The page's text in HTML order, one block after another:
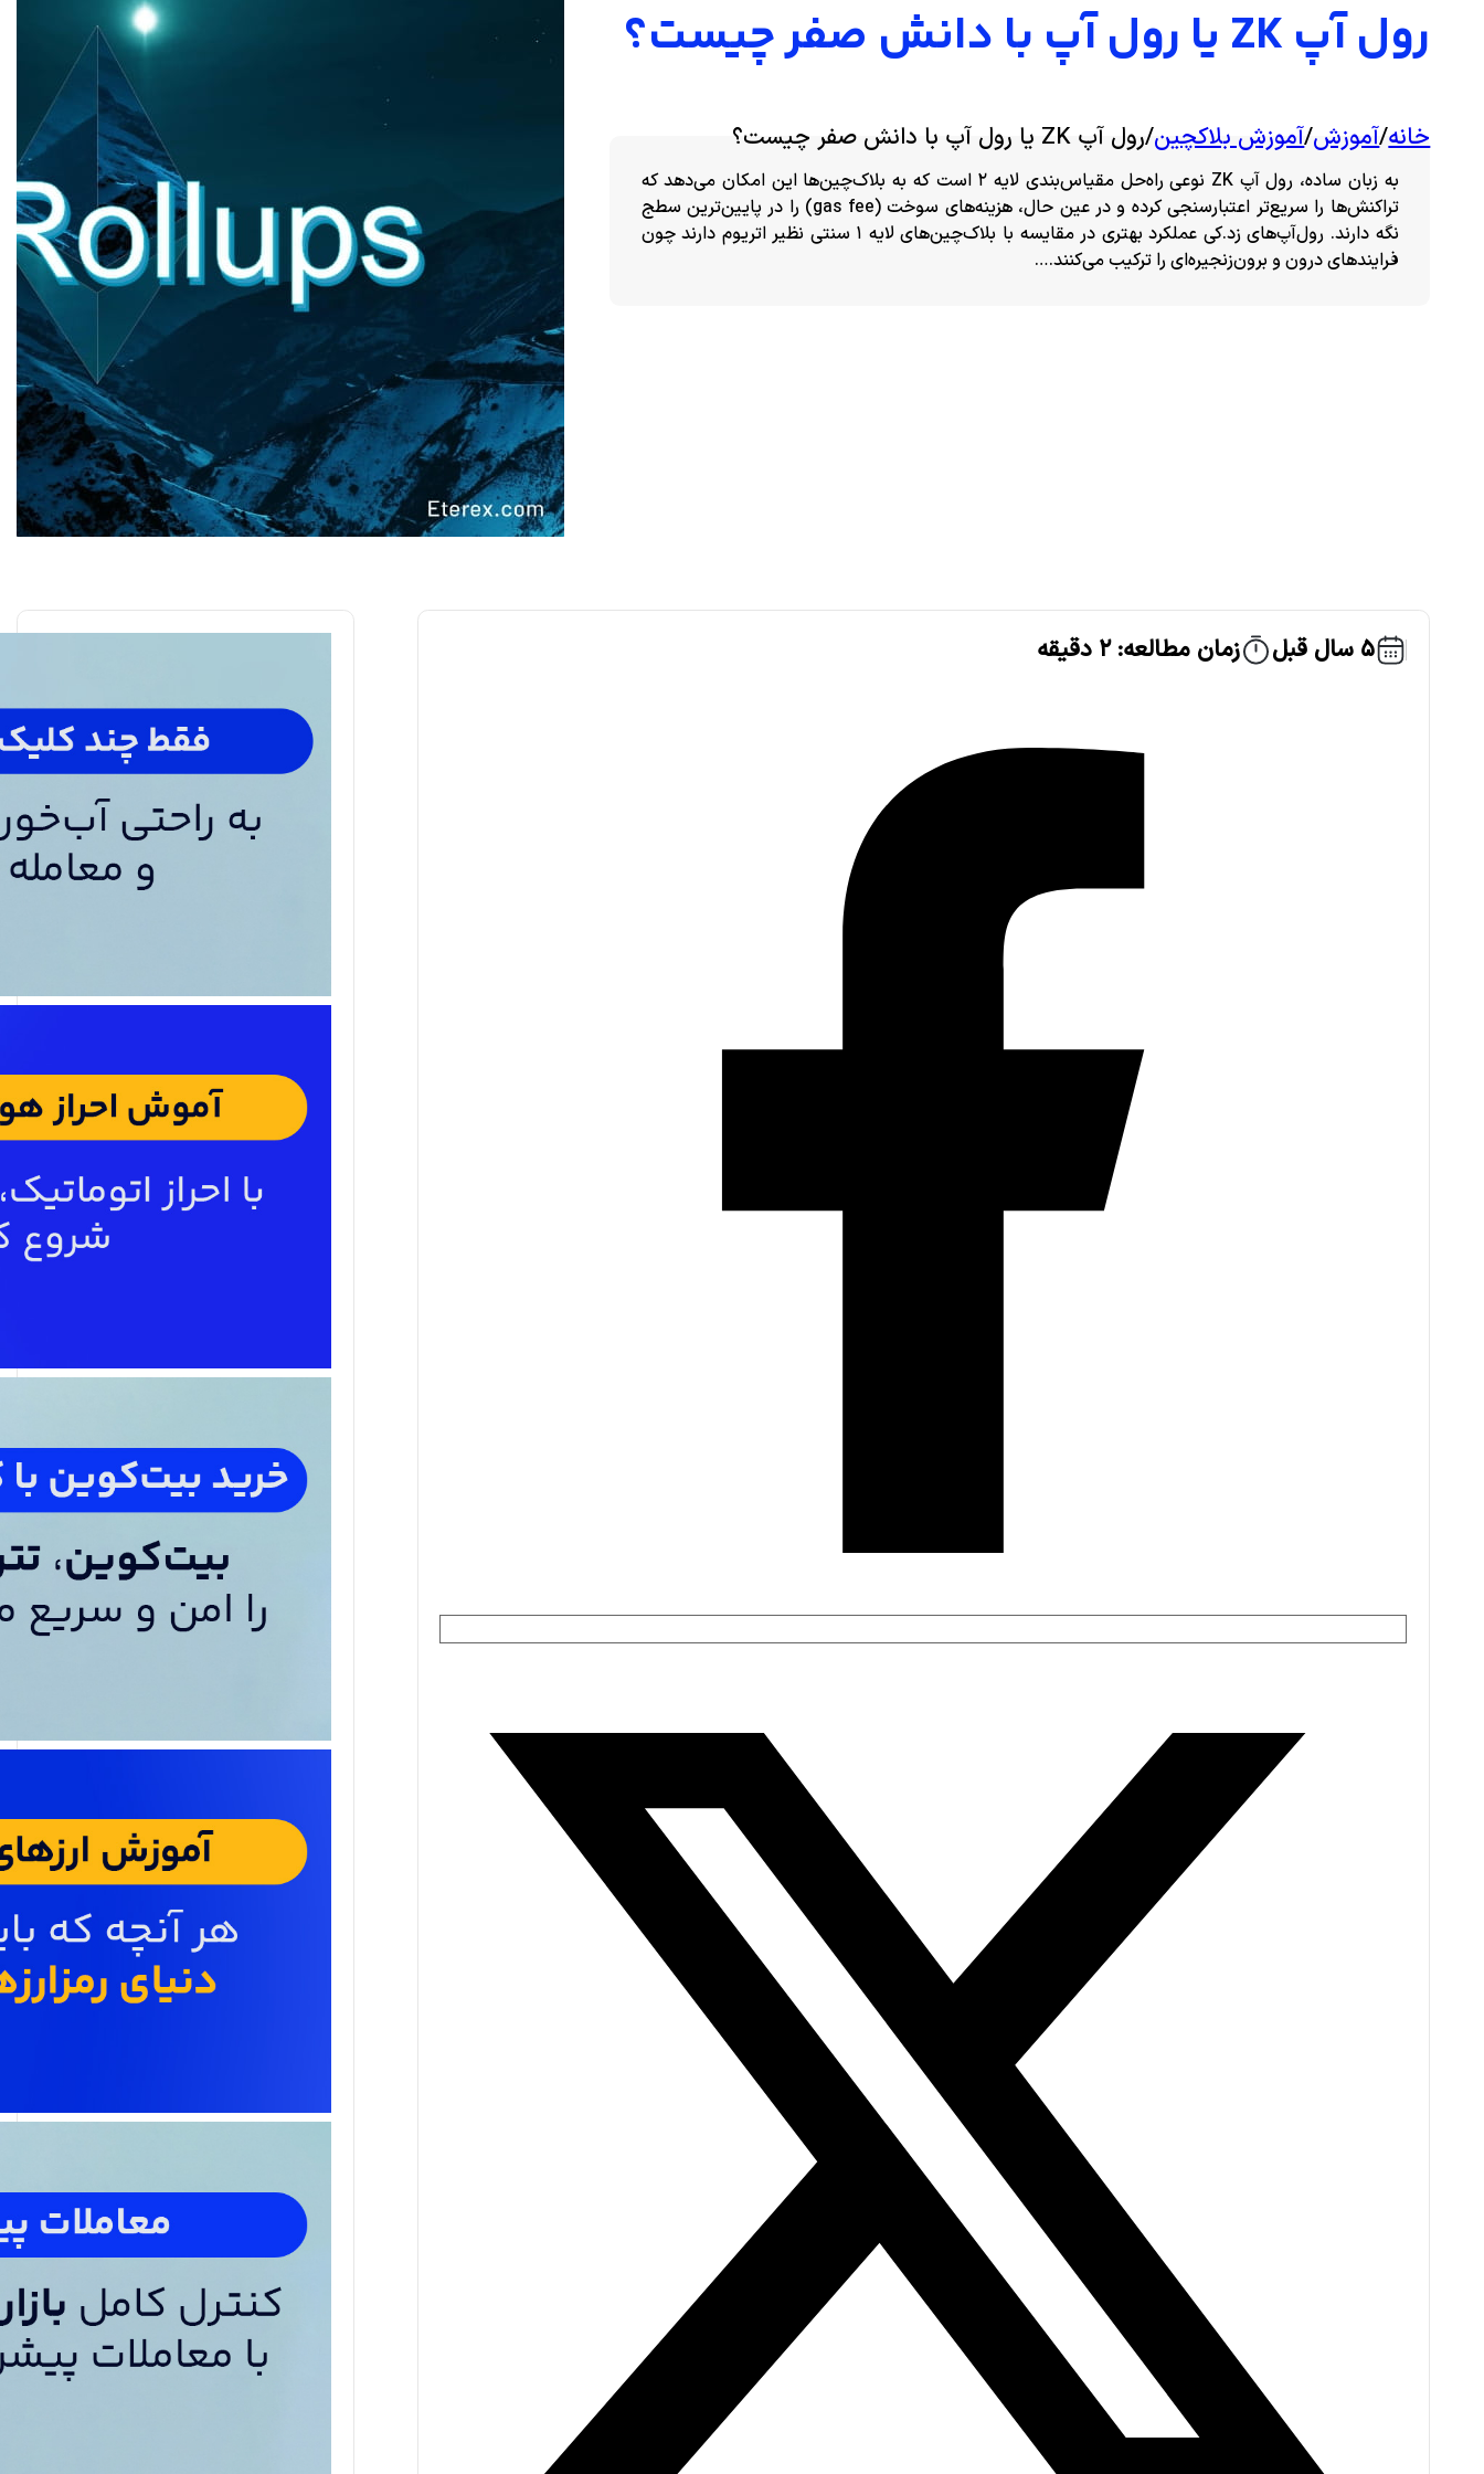
رول‌‌ آپ‌ ZK یا رول‌ آپ‌‌ با دانش صفر چیست؟
خانه/آموزش/آموزش بلاکچین/رول‌‌ آپ‌ ZK یا رول‌ آپ‌‌ با دانش صفر چیست؟
به زبان ساده، رول‌‌ آپ‌ ZK نوعی راه‌حل مقیاس‌بندی لایه 2 است که به بلاک‌چین‌ها این امکان می‌دهد که
تراکنش‌ها را سریع‌تر اعتبارسنجی کرده و در عین حال، هزینه‌های سوخت (gas fee) را در پایین‌ترین سطج
نگه دارند. رول‌آپ‌های زد.کی عملکرد بهتری در مقایسه با بلاک‌چین‌های لایه 1 سنتی نظیر اتریوم دارند چون
فرایندهای درون و برون‌زنجیره‌ای را ترکیب می‌کنند.…
5 سال قبل زمان مطالعه: 2 دقیقه